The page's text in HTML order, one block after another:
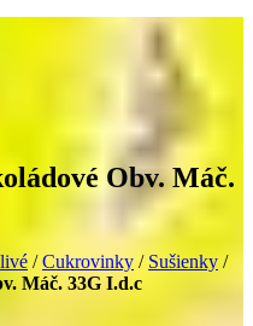
Obv. Máč.
/Cukrovinky / Sušienky /
Máč. 33G I.d.c